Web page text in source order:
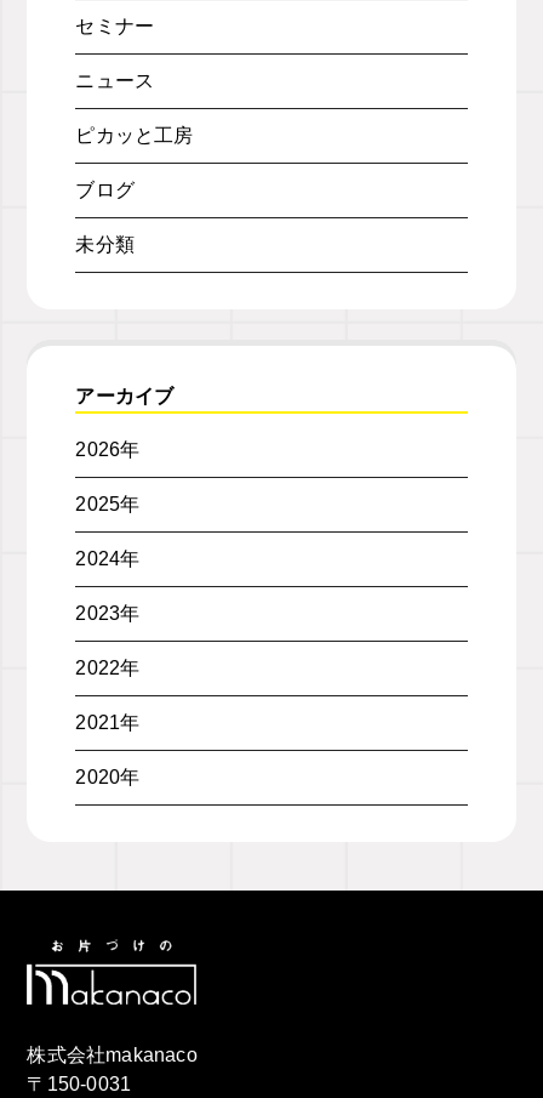
セミナー
ニュース
ピカッと工房
ブログ
未分類
アーカイブ
2026年
2025年
2024年
2023年
2022年
2021年
2020年
株式会社makanaco
〒150-0031